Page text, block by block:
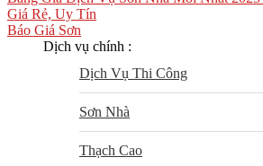
Giá Rẻ, Uy Tín
Báo Giá Sơn
Dịch vụ chính :
Dịch Vụ Thi Công
Sơn Nhà
Thạch Cao